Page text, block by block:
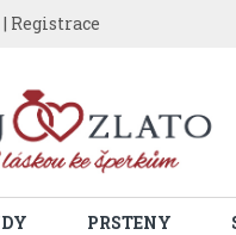
| Registrace
PRSTENY